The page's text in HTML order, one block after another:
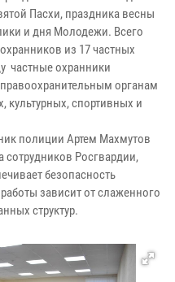
Пасхи, праздника весны
и дня Молодежи. Всего
из 17 частных
частные охранники
органам
культурных, спортивных и
полиции Артем Махмутов
сотрудников Росгвардии,
безопасность
зависит от слаженного
структур.